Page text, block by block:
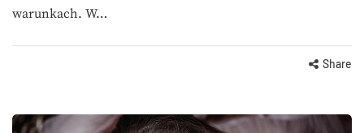
warunkach. W…
Share